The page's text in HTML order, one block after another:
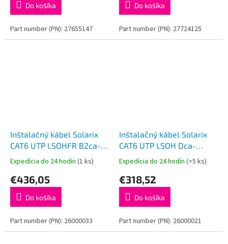
Do košíka
Part number (PN): 27655147
Do košíka
Part number (PN): 27724125
Inštalačný kábel Solarix
CAT6 UTP LSOHFR B2ca-
s1,d1,a1 500m SXKD-6-
UTP-LSOHFR-B2ca
Expedícia do 24 hodín (1 ks)
€436,05
Do košíka
Part number (PN): 26000033
Inštalačný kábel Solarix
CAT6 UTP LSOH Dca-
s2,d2,a1 500m/cievka
SXKD-6-UTP-LSOH
Expedícia do 24 hodín (>5 ks)
€318,52
Do košíka
Part number (PN): 26000021